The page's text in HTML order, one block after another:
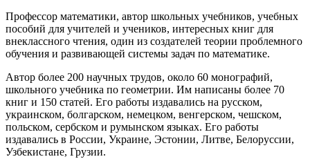
Профессор математики, автор школьных учебников, учебных
пособий для учителей и учеников, интересных книг для
внеклассного чтения, один из создателей теории проблемного
обучения и развивающей системы задач по математике.
Автор более 200 научных трудов, около 60 монографий,
школьного учебника по геометрии. Им написаны более 70
книг и 150 статей. Его работы издавались на русском,
украинском, болгарском, немецком, венгерском, чешском,
польском, сербском и румынском языках. Его работы
издавались в России, Украине, Эстонии, Литве, Белоруссии,
Узбекистане, Грузии.